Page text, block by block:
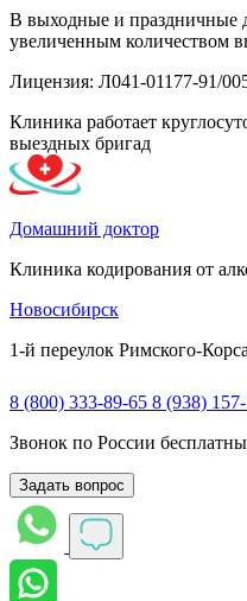
В выходные и праздничные
увеличенным количеством
Лицензия: Л041-01177-91/
Клиника работает
выездных бригад
Домашний доктор
Клиника кодирования от
Новосибирск
1-й переулок Римского-
8 (800) 333-89-65 8 (938)
Звонок по России
Задать вопрос